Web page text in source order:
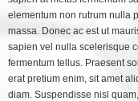
elementum non rutrum nulla
massa. Donec ac est ut
sapien vel nulla scelerisque
fermentum tellus. Praesent
erat pretium enim, sit amet
diam. Suspendisse nisl